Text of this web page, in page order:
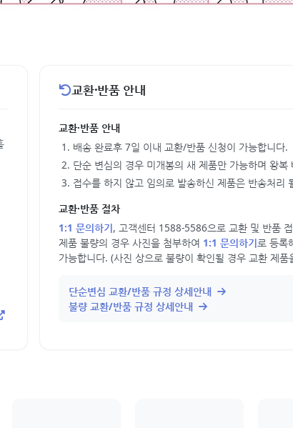
교환·반품 안내
교환·반품 안내
배송 완료후 7일 이내 교환/반품 신청이 가능합니다.
단순 변심의 경우 미개봉의 새 제품만 가능하며 왕복
접수를 하지 않고 임의로 발송하신 제품은 반송처리
교환·반품 절차
1:1 문의하기, 고객센터 1588-5586으로 교환 및 반품
제품 불량의 경우 사진을 첨부하여 1:1 문의하기로 등록
가능합니다. (사진 상으로 불량이 확인될 경우 교환 제
단순변심 교환/반품 규정 상세안내
불량 교환/반품 규정 상세안내